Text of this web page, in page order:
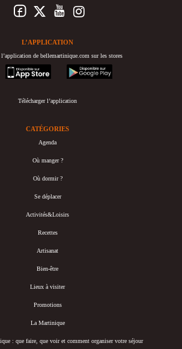
L’APPLICATION
l’application de bellemartinique.com sur les stores
appstore
googleplay
Télécharger l’application
CATÉGORIES
Agenda
Où manger ?
Où dormir ?
Se déplacer
Activités&Loisirs
Recettes
Artisanat
Bien-être
Lieux à visiter
Promotions
La Martinique
: que faire, que voir et comment organiser votre séjour